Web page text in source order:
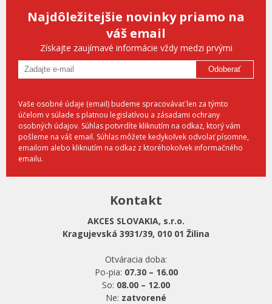
Najdôležitejšie novinky priamo na
váš email
Získajte zaujímavé informácie vždy medzi prvými
Odoberať
Vaše osobné údaje (email) budeme spracovávať len za týmto
účelom v súlade s platnou legislatívou a zásadami ochrany
osobných údajov. Súhlas potvrdíte kliknutím na odkaz, ktorý vám
pošleme na váš email. Súhlas môžete kedykoľvek odvolať písomne,
emailom alebo kliknutím na odkaz z ktoréhokoľvek informačného
emailu.
Kontakt
AKCES SLOVAKIA, s.r.o.
Kragujevská 3931/39, 010 01 Žilina
Otváracia doba:
Po-pia: 07.30 – 16.00
So: 08.00 – 12.00
Ne: zatvorené